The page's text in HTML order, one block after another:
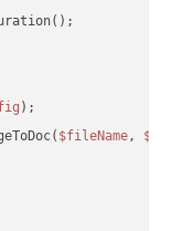
$fileName,